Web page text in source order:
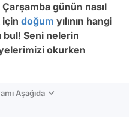
günün nasıl
için doğum yılının hangi
bul! Seni nelerin
okurken
Aşağıda